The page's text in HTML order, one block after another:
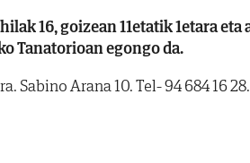
16, goizean 11etatik 1etara
Tanatorioan egongo da.
Sabino Arana 10. Tel- 94 684 16